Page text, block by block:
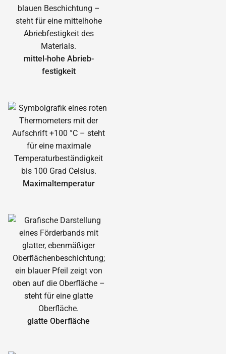
mittel-hohe Abrieb­
festigkeit
Maximal­temperatur
glatte Oberfläche